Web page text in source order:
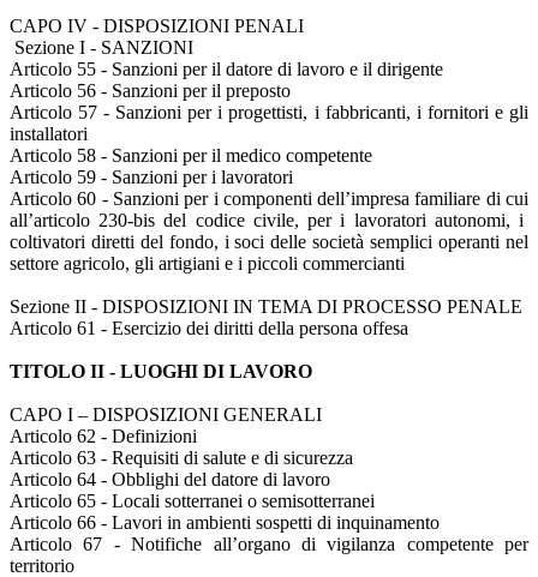
CAPO IV - DISPOSIZIONI PENALI
Sezione I - SANZIONI
Articolo 55 - Sanzioni per il datore di lavoro e il dirigente
Articolo 56 - Sanzioni per il preposto
Articolo 57 - Sanzioni per i progettisti, i fabbricanti, i fornitori e gli
installatori
Articolo 58 - Sanzioni per il medico competente
Articolo 59 - Sanzioni per i lavoratori
Articolo 60 - Sanzioni per i componenti dell’impresa familiare di cui
all’articolo 230-bis del codice civile, per i lavoratori autonomi, i
coltivatori diretti del fondo, i soci delle società semplici operanti nel
settore agricolo, gli artigiani e i piccoli commercianti
Sezione II - DISPOSIZIONI IN TEMA DI PROCESSO PENALE
Articolo 61 - Esercizio dei diritti della persona offesa
TITOLO II - LUOGHI DI LAVORO
CAPO I – DISPOSIZIONI GENERALI
Articolo 62 - Definizioni
Articolo 63 - Requisiti di salute e di sicurezza
Articolo 64 - Obblighi del datore di lavoro
Articolo 65 - Locali sotterranei o semisotterranei
Articolo 66 - Lavori in ambienti sospetti di inquinamento
Articolo 67 - Notifiche all’organo di vigilanza competente per
territorio